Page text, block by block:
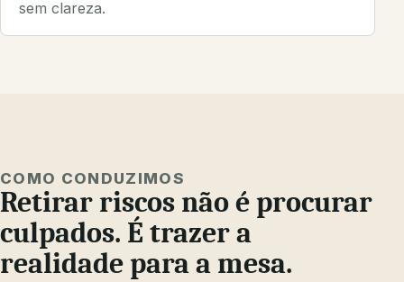
sem clareza.
COMO CONDUZIMOS
Retirar riscos não é procurar
culpados. É trazer a
realidade para a mesa.